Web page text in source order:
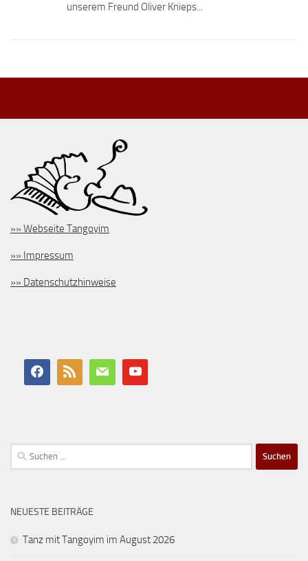
unserem Freund Oliver Knieps...
»» Webseite Tangoyim
»» Impressum
»» Datenschutzhinweise
Suchen
nach:
NEUESTE BEITRÄGE
Tanz mit Tangoyim im August 2026